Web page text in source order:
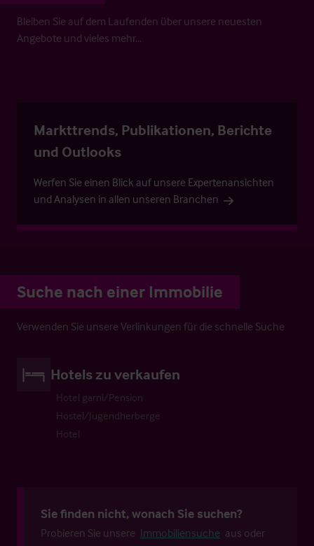
Bleiben Sie auf dem Laufenden über unsere neuesten
Angebote und vieles mehr…
Markttrends, Publikationen, Berichte
und Outlooks
Werfen Sie einen Blick auf unsere Expertenansichten
und Analysen in allen unseren Branchen
Suche nach einer Immobilie
Verwenden Sie unsere Verlinkungen für die schnelle Suche
Hotels zu verkaufen
Hotel garni/Pension
Hostel/Jugendherberge
Hotel
Sie finden nicht, wonach Sie suchen?
Probieren Sie unsere Immobiliensuche aus oder